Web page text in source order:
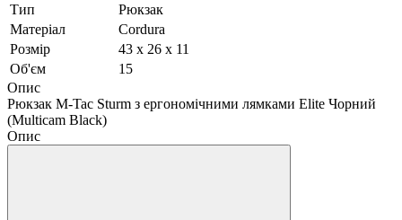
Тип
Рюкзак
Матеріал
Cordura
Розмір
43 х 26 х 11
Об'єм
15
Опис
Рюкзак M-Tac Sturm з ергономічними лямками Elite Чорний
(Multicam Black)
Опис